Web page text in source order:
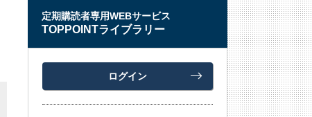
定期購読者専用WEBサービス
TOPPOINTライブラリー
ログイン